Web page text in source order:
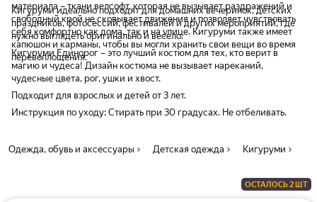
материала – ткани велсофт, которая не вызывает раздражений и
свободный крой не сковывает движения и позволяет чувствовать
себя комфортно как дома, так и на улице. Кигуруми также имеет
капюшон и карманы, чтобы вы могли хранить свои вещи во время
перевоплощения.
Кигуруми идеально подходят для домашних вечеринок, детских
праздников, фотосессий, фестивалей и других мероприятий, где
нужно выглядеть оригинально и весело.
Кигуруми Единорог – это лучший костюм для тех, кто верит в
магию и чудеса! Дизайн костюма не вызывает нареканий,
чудесные цвета, рог, ушки и хвост.
Подходит для взрослых и детей от 3 лет.
Инструкция по уходу: Стирать при 30 градусах. Не отбеливать.
Одежда, обувь и аксессуары Детская одежда Кигуруми
ОСТАЛОСЬ 2 ШТ